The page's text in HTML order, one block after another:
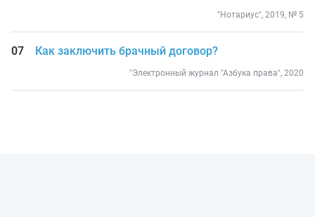
"Нотариус", 2019, № 5
Как заключить брачный договор?
"Электронный журнал "Азбука права", 2020